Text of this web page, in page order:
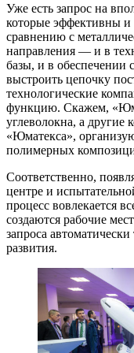
Уже есть запрос на
которые эффективны
сравнению с
направления — и в
базы, и в обеспечении
выстроить цепочку
технологические
функцию. Скажем,
углеволокна, а другие
«Юматекса»,
полимерных
Соответственно,
центре и
процесс вовлекается
создаются рабочие
запроса
развития.